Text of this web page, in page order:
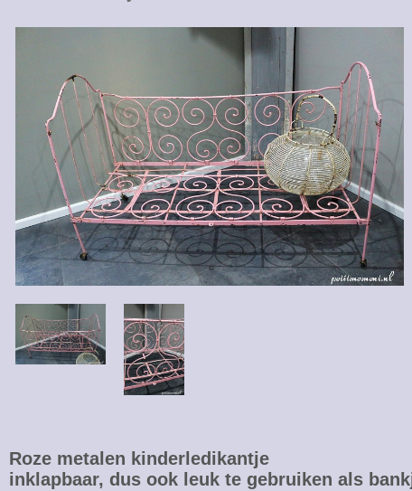
Roze metalen kinderledikantje
inklapbaar, dus ook leuk te gebruiken als